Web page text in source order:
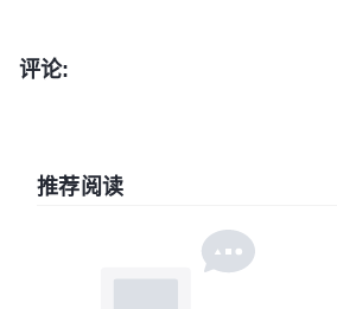
评论:
推荐阅读